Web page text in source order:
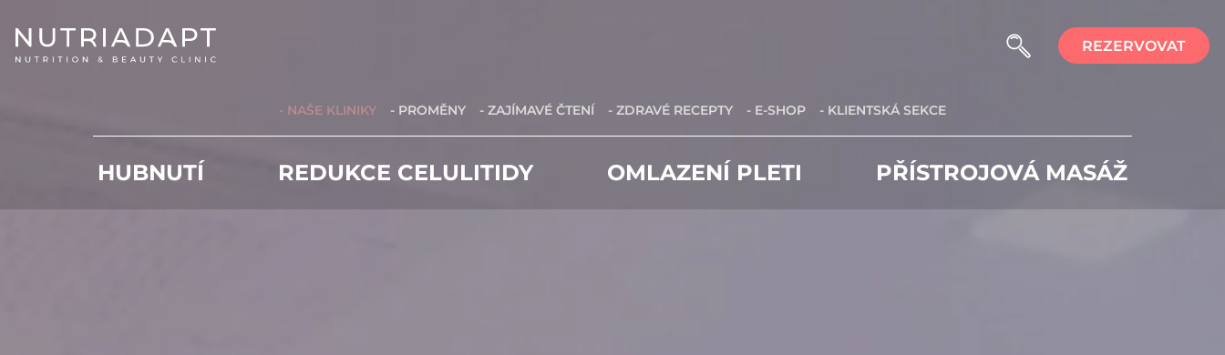
REZERVOVAT
- NAŠE KLINIKY - PROMĚNY - ZAJÍMAVÉ ČTENÍ - ZDRAVÉ RECEPTY - E-SHOP - KLIENTSKÁ SEKCE
HUBNUTÍ REDUKCE CELULITIDY OMLAZENÍ PLETI PŘÍSTROJOVÁ MASÁŽ